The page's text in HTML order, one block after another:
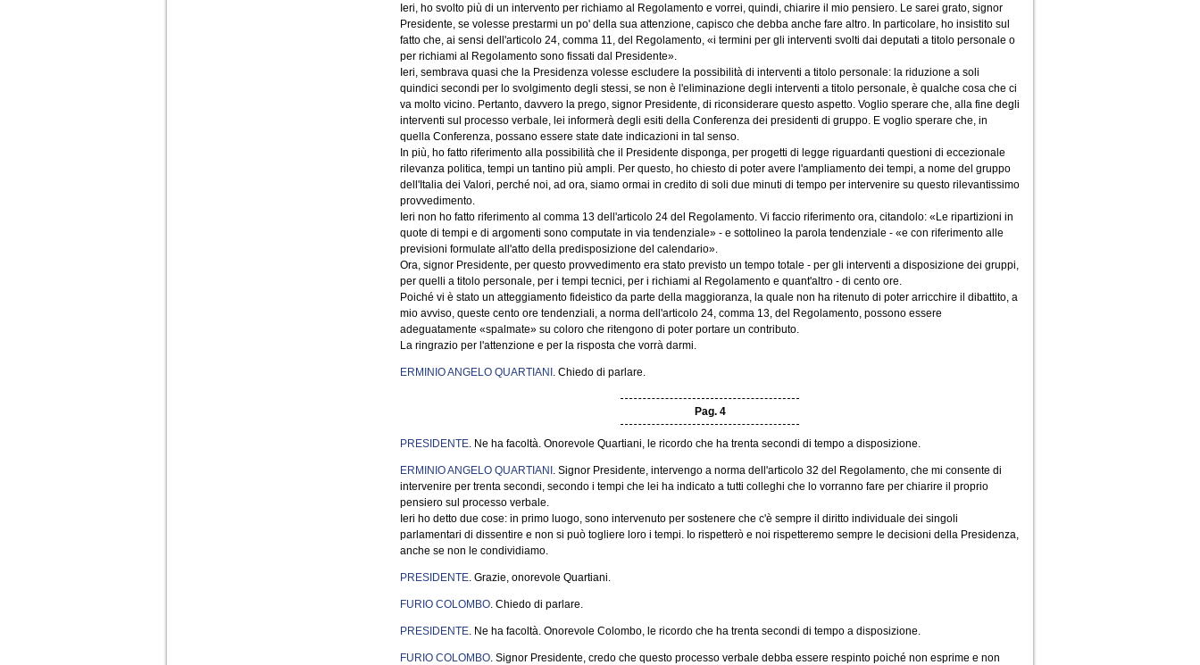
Ieri, ho svolto più di un intervento per richiamo al Regolamento e vorrei, quindi, chiarire il mio pensiero. Le sarei grato, signor
Presidente, se volesse prestarmi un po' della sua attenzione, capisco che debba anche fare altro. In particolare, ho insistito sul
fatto che, ai sensi dell'articolo 24, comma 11, del Regolamento, «i termini per gli interventi svolti dai deputati a titolo personale o
per richiami al Regolamento sono fissati dal Presidente».
Ieri, sembrava quasi che la Presidenza volesse escludere la possibilità di interventi a titolo personale: la riduzione a soli
quindici secondi per lo svolgimento degli stessi, se non è l'eliminazione degli interventi a titolo personale, è qualche cosa che ci
va molto vicino. Pertanto, davvero la prego, signor Presidente, di riconsiderare questo aspetto. Voglio sperare che, alla fine degli
interventi sul processo verbale, lei informerà degli esiti della Conferenza dei presidenti di gruppo. E voglio sperare che, in
quella Conferenza, possano essere state date indicazioni in tal senso.
In più, ho fatto riferimento alla possibilità che il Presidente disponga, per progetti di legge riguardanti questioni di eccezionale
rilevanza politica, tempi un tantino più ampli. Per questo, ho chiesto di poter avere l'ampliamento dei tempi, a nome del gruppo
dell'Italia dei Valori, perché noi, ad ora, siamo ormai in credito di soli due minuti di tempo per intervenire su questo rilevantissimo
provvedimento.
Ieri non ho fatto riferimento al comma 13 dell'articolo 24 del Regolamento. Vi faccio riferimento ora, citandolo: «Le ripartizioni in
quote di tempi e di argomenti sono computate in via tendenziale» - e sottolineo la parola tendenziale - «e con riferimento alle
previsioni formulate all'atto della predisposizione del calendario».
Ora, signor Presidente, per questo provvedimento era stato previsto un tempo totale - per gli interventi a disposizione dei gruppi,
per quelli a titolo personale, per i tempi tecnici, per i richiami al Regolamento e quant'altro - di cento ore.
Poiché vi è stato un atteggiamento fideistico da parte della maggioranza, la quale non ha ritenuto di poter arricchire il dibattito, a
mio avviso, queste cento ore tendenziali, a norma dell'articolo 24, comma 13, del Regolamento, possono essere
adeguatamente «spalmate» su coloro che ritengono di poter portare un contributo.
La ringrazio per l'attenzione e per la risposta che vorrà darmi.
ERMINIO ANGELO QUARTIANI . Chiedo di parlare.
Pag. 4
PRESIDENTE. Ne ha facoltà. Onorevole Quartiani, le ricordo che ha trenta secondi di tempo a disposizione.
ERMINIO ANGELO QUARTIANI . Signor Presidente, intervengo a norma dell'articolo 32 del Regolamento, che mi consente di
intervenire per trenta secondi, secondo i tempi che lei ha indicato a tutti colleghi che lo vorranno fare per chiarire il proprio
pensiero sul processo verbale.
Ieri ho detto due cose: in primo luogo, sono intervenuto per sostenere che c'è sempre il diritto individuale dei singoli
parlamentari di dissentire e non si può togliere loro i tempi. Io rispetterò e noi rispetteremo sempre le decisioni della Presidenza,
anche se non le condividiamo.
PRESIDENTE. Grazie, onorevole Quartiani.
FURIO COLOMBO. Chiedo di parlare.
PRESIDENTE. Ne ha facoltà. Onorevole Colombo, le ricordo che ha trenta secondi di tempo a disposizione.
FURIO COLOMBO. Signor Presidente, credo che questo processo verbale debba essere respinto poiché non esprime e non